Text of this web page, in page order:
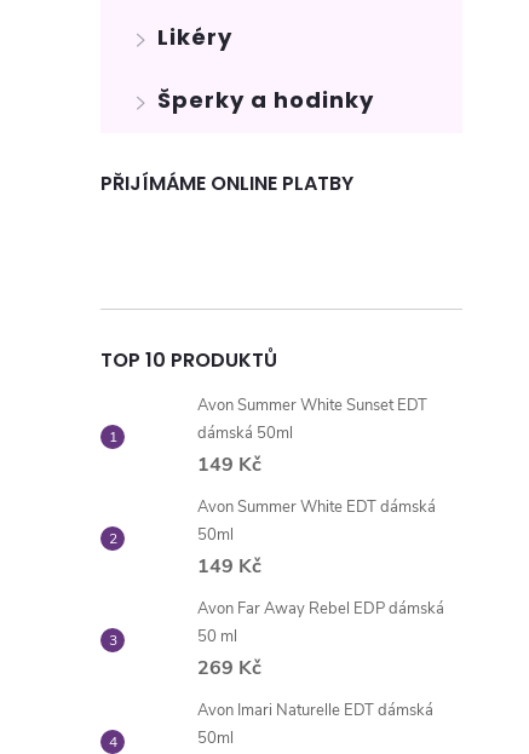
Likéry
Šperky a hodinky
PŘIJÍMÁME ONLINE PLATBY
TOP 10 PRODUKTŮ
Avon Summer White Sunset EDT
dámská 50ml
149 Kč
Avon Summer White EDT dámská
50ml
149 Kč
Avon Far Away Rebel EDP dámská
50 ml
269 Kč
Avon Imari Naturelle EDT dámská
50ml